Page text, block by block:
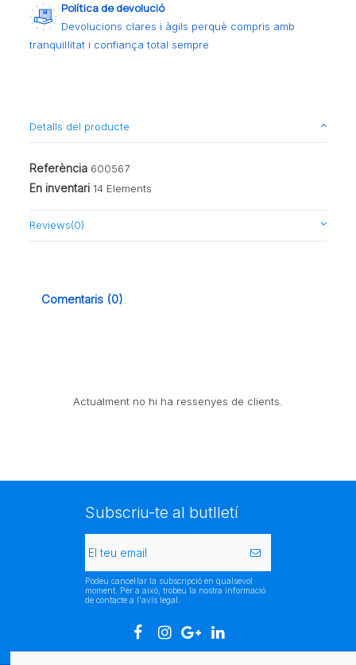
Política de devolució
Devolucions clares i àgils perquè compris amb
tranquil·litat i confiança total sempre
Detalls del producte
Referència 600567
En inventari 14 Elements
Reviews(0)
Comentaris (0)
Actualment no hi ha ressenyes de clients.
Subscriu-te al butlletí
Podeu cancel·lar la subscripció en qualsevol
moment. Per a això, trobeu la nostra informació
de contacte a l'avís legal.